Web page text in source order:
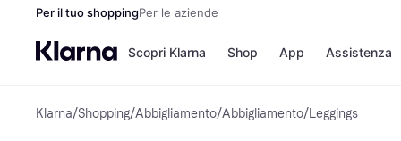
Per il tuo shoppingPer le aziende
Scopri Klarna
Opzioni di
Shop
Negozi
App Assistenza
Klarna/Shopping/Abbigliamento/Abbigliamento/Leggings